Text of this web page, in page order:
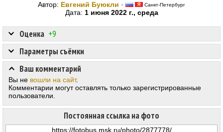
Автор: Евгений Буюкли · Санкт-Петербург
Дата: 1 июня 2022 г., среда
Оценка +9
Постоянная ссылка на фото
Параметры съёмки
Ваш комментарий
Вы не вошли на сайт.
Комментарии могут оставлять только зарегистрированные
пользователи.